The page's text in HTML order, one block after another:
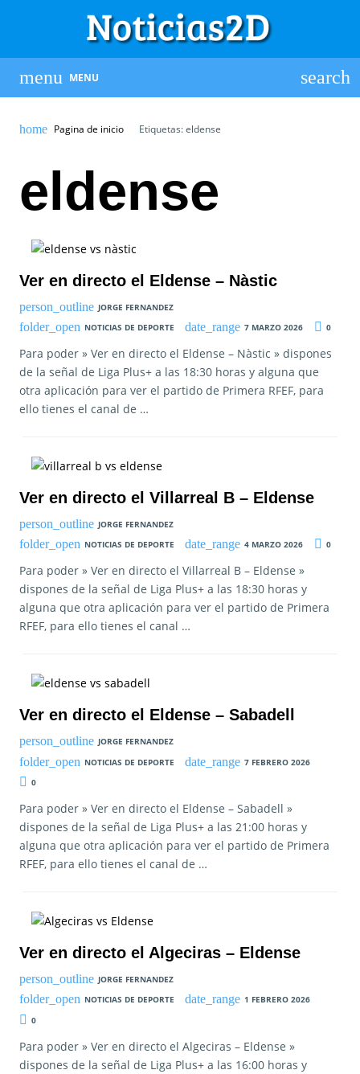
MENU
Pagina de inicio Etiquetas: eldense
eldense
Ver en directo el Eldense – Nàstic
JORGE FERNANDEZ
NOTICIAS DE DEPORTE
7 MARZO 2026 0
Para poder » Ver en directo el Eldense – Nàstic » dispones
de la señal de Liga Plus+ a las 18:30 horas y alguna que
otra aplicación para ver el partido de Primera RFEF, para
ello tienes el canal de …
Ver en directo el Villarreal B – Eldense
JORGE FERNANDEZ
NOTICIAS DE DEPORTE
4 MARZO 2026 0
Para poder » Ver en directo el Villarreal B – Eldense »
dispones de la señal de Liga Plus+ a las 18:30 horas y
alguna que otra aplicación para ver el partido de Primera
RFEF, para ello tienes el canal …
Ver en directo el Eldense – Sabadell
JORGE FERNANDEZ
NOTICIAS DE DEPORTE
7 FEBRERO 2026
0
Para poder » Ver en directo el Eldense – Sabadell »
dispones de la señal de Liga Plus+ a las 21:00 horas y
alguna que otra aplicación para ver el partido de Primera
RFEF, para ello tienes el canal de …
Ver en directo el Algeciras – Eldense
JORGE FERNANDEZ
NOTICIAS DE DEPORTE
1 FEBRERO 2026
0
Para poder » Ver en directo el Algeciras – Eldense »
dispones de la señal de Liga Plus+ a las 16:00 horas y